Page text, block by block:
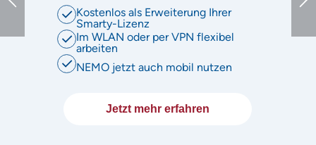
Kostenlos als Erweiterung Ihrer
Smarty-Lizenz
Im WLAN oder per VPN flexibel
arbeiten
NEMO jetzt auch mobil nutzen
Jetzt mehr erfahren